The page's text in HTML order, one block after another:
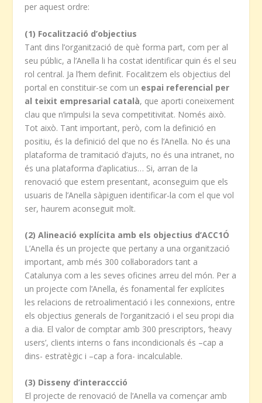
per aquest ordre:
(1) Focalització d’objectius
Tant dins l’organització de què forma part, com per al
seu públic, a l’Anella li ha costat identificar quin és el seu
rol central. Ja l’hem definit. Focalitzem els objectius del
portal en constituir-se com un espai referencial per
al teixit empresarial català, que aporti coneixement
clau que n’impulsi la seva competitivitat. Només això.
Tot això. Tant important, però, com la definició en
positiu, és la definició del que no és l’Anella. No és una
plataforma de tramitació d’ajuts, no és una intranet, no
és una plataforma d’aplicatius… Si, arran de la
renovació que estem presentant, aconseguim que els
usuaris de l’Anella sàpiguen identificar-la com el que vol
ser, haurem aconseguit molt.
(2) Alineació explícita amb els objectius d’ACC1Ó
L’Anella és un projecte que pertany a una organització
important, amb més 300 col·laboradors tant a
Catalunya com a les seves oficines arreu del món. Per a
un projecte com l’Anella, és fonamental fer explícites
les relacions de retroalimentació i les connexions, entre
els objectius generals de l’organització i el seu propi dia
a dia. El valor de comptar amb 300 prescriptors, ‘heavy
users’, clients interns o fans incondicionals és –cap a
dins- estratègic i –cap a fora- incalculable.
(3) Disseny d’interaccció
El projecte de renovació de l’Anella va començar amb